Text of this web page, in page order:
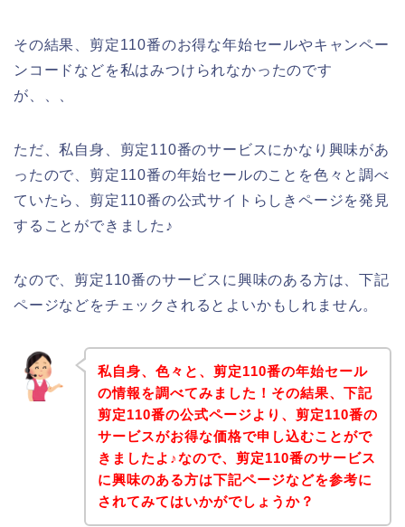
その結果、剪定110番のお得な年始セールやキャンペー
ンコードなどを私はみつけられなかったのです
が、、、
ただ、私自身、剪定110番のサービスにかなり興味があ
ったので、剪定110番の年始セールのことを色々と調べ
ていたら、剪定110番の公式サイトらしきページを発見
することができました♪
なので、剪定110番のサービスに興味のある方は、下記
ページなどをチェックされるとよいかもしれません。
私自身、色々と、剪定110番の年始セール
の情報を調べてみました！その結果、下記
剪定110番の公式ページより、剪定110番の
サービスがお得な価格で申し込むことがで
きましたよ♪なので、剪定110番のサービス
に興味のある方は下記ページなどを参考に
されてみてはいかがでしょうか？